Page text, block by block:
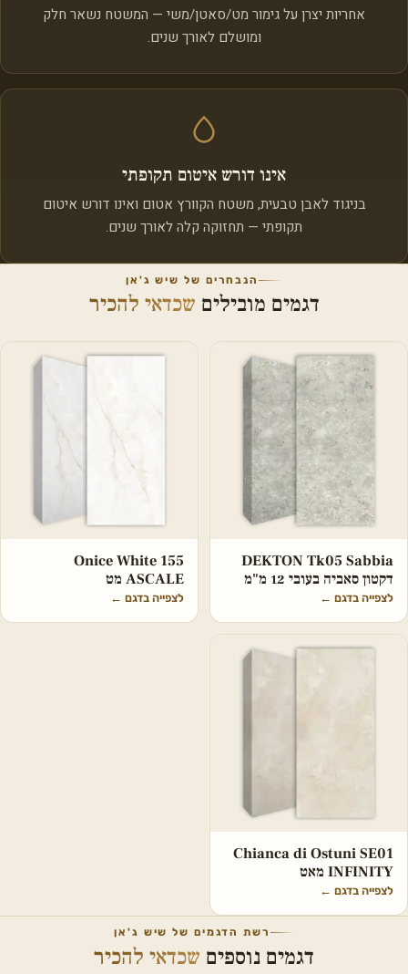
אחריות יצרן על גימור מט/סאטן/משי — המשטח נשאר חלק
ומושלם לאורך שנים.
אינו דורש איטום תקופתי
בניגוד לאבן טבעית, משטח הקוורץ אטום ואינו דורש איטום
תקופתי — תחזוקה קלה לאורך שנים.
הנבחרים של שיש ג'אן
דגמים מובילים שכדאי להכיר
DEKTON Tk05 Sabbia
דקטון סאביה בעובי 12 מ"מ
לצפייה בדגם ←
Onice White 155
ASCALE מט
לצפייה בדגם ←
Chianca di Ostuni SE01
INFINITY מאט
לצפייה בדגם ←
רשת הדגמים של שיש ג'אן
דגמים נוספים שכדאי להכיר